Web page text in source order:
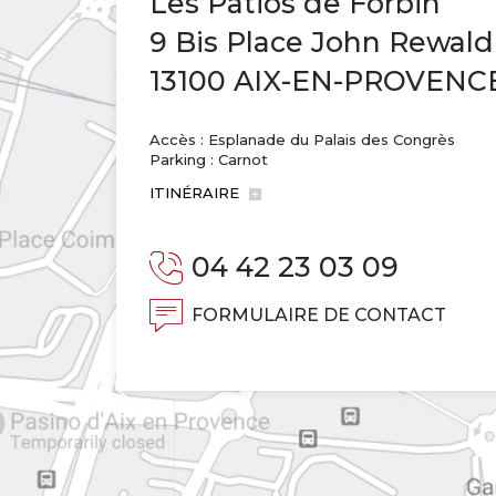
9 Bis Place John Rewald
13100 AIX-EN-
Accès : Esplanade du Palais des Congrès
Parking : Carnot
ITINÉRAIRE
04 42 23 03 09
FORMULAIRE DE CONTACT